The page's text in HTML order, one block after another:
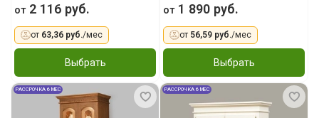
от2 116 руб.
от 63,36 руб./мес
Выбрать
от1 890 руб.
от 56,59 руб./мес
Выбрать
РАССРОЧКА 6 МЕС РАССРОЧКА 6 МЕС